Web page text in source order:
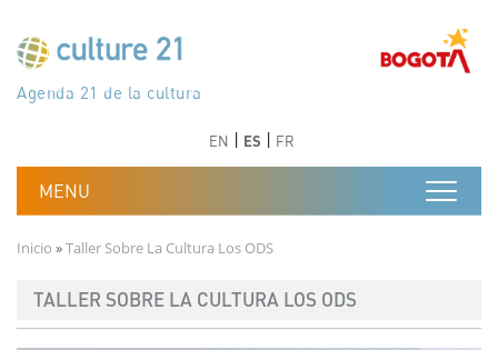
جدول أعمال القرن 21 للثقافة
Програма 21 за културата
Agenda 21 de la cultura
Agjenda 21 për kulturë
Agenda 21 van cultuur
Agenda 21 for culture
Kulturaren Agenda 21
Agenda 21 de la culture
Axenda 21 da cultura
Agenda 21 für Kultur
Agenda 21 della cultura
文化のためのアジェンダ21
دستورکار 21 برای فرهنگ
Agenda 21 dla kultury
Agenda 21 da cultura
Повестка дня 21 для культуры
Agenda 21 za kulturu
Agenda 21 de la cultura
Agenda 21 för kulturen
Kültür için Gündem 21
Порядок денний 21 для культури
EN ES FR
Ruta de navegación
Inicio Taller Sobre La Cultura Los ODS
TALLER SOBRE LA CULTURA LOS ODS